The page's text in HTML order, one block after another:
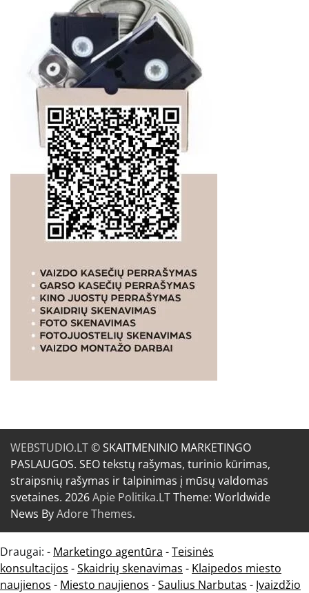
WEBSTUDIO.LT© SKAITMENINIO MARKETINGO
PASLAUGOS. SEO tekstų rašymas, turinio kūrimas,
straipsnių rašymas ir talpinimas į mūsų valdomas
svetaines. 2026Apie Politika.LTTheme: Worldwide
News ByAdore Themes.
Draugai: - Marketingo agentūra -Teisinės
konsultacijos -Skaidrių skenavimas - Klaipedos miesto
naujienos - Miesto naujienos -Saulius Narbutas - Įvaizdžio